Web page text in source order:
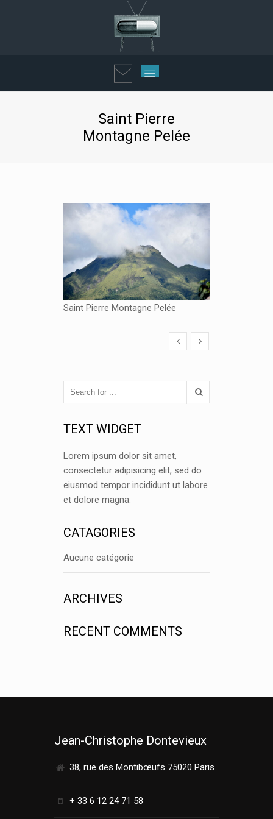
Saint Pierre
Montagne Pelée
Saint Pierre Montagne Pelée
TEXT WIDGET
Lorem ipsum dolor sit amet,
consectetur adipisicing elit, sed do
eiusmod tempor incididunt ut labore
et dolore magna.
CATAGORIES
Aucune catégorie
ARCHIVES
RECENT COMMENTS
Jean-Christophe Dontevieux
38, rue des Montibœufs 75020 Paris
+ 33 6 12 24 71 58